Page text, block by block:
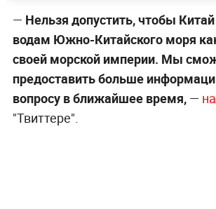
— Нельзя допустить, чтобы
водам Южно-Китайского моря
своей морской империи. Мы
предоставить больше
вопросу в ближайшее время,—
"Твиттере".